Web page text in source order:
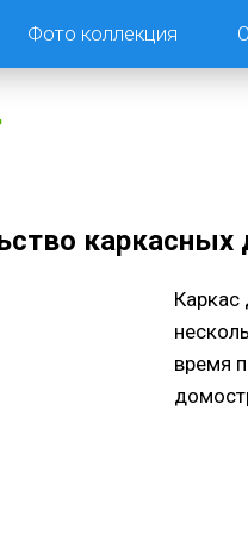
Фото коллекция
Каркас
время